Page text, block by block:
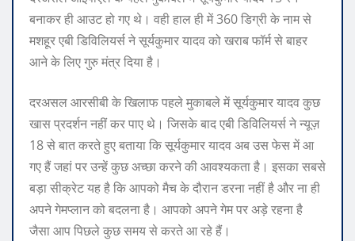
बनाकर ही आउट हो गए थे। वही हाल ही में 360 डिग्री के नाम से
मशहूर एबी डिविलियर्स ने सूर्यकुमार यादव को खराब फॉर्म से बाहर
आने के लिए गुरु मंत्र दिया है।
दरअसल आरसीबी के खिलाफ पहले मुकाबले में सूर्यकुमार यादव कुछ
खास प्रदर्शन नहीं कर पाए थे। जिसके बाद एबी डिविलियर्स ने न्यूज़
18 से बात करते हुए बताया कि सूर्यकुमार यादव अब उस फेस में आ
गए हैं जहां पर उन्हें कुछ अच्छा करने की आवश्यकता है। इसका सबसे
बड़ा सीक्रेट यह है कि आपको मैच के दौरान डरना नहीं है और ना ही
अपने गेमप्लान को बदलना है। आपको अपने गेम पर अड़े रहना है
जैसा आप पिछले कुछ समय से करते आ रहे हैं।